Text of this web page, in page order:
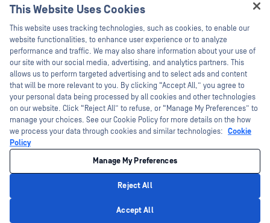
技術檔案
訓練
漏洞通報計畫
合作夥伴
認證
技術合作夥伴
管道合作夥伴計劃
新聞稿
新聞報導
網路研討會
產品型錄
白皮書
免費工具
©2026OPSWAT . 保留所有權利。OPSWAT、MetaDefender、Metascan、
MetaAccess、OPSWAT 、Trust no File. Trust No Device.、OPSWAT 、Protecting the
World's Critical Infrastructure、Deep CDR™ Technology、InQuest、InQuest標誌、
DFI、RetroHunt、Deep File Inspection 及 Join the Hunt 均為OPSWAT 之商標。第三
管理 Cookie 偏好
This Website Uses Cookies
This website uses tracking technologies, such as cookies, to enable our
website functionalities, to enhance user experience or to analyze
performance and traffic. We may also share information about your use of
our site with our social media, advertising, and analytics partners. This
allows us to perform targeted advertising and to select ads and content
that will be more relevant to you. By clicking “Accept All,” you agree to
your personal data being processed by all cookies and other technologies
on our website. Click “Reject All” to refuse, or “Manage My Preferences” to
manage your choices. See our Cookie Policy for more details on the how
we process your data through cookies and similar technologies: Cookie
Policy
Manage My Preferences
Reject All
Accept All
Hey there!
I'm Ozzy, your OPSWAT virtual assistant.
How can I help you secure what's critical
today?